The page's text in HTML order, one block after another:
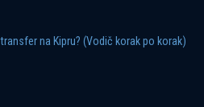
na Kipru? (Vodič korak po korak)